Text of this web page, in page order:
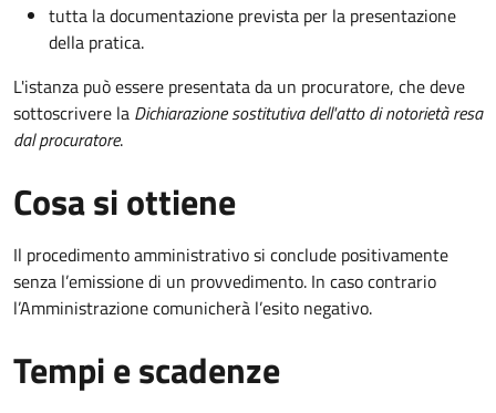
tutta la documentazione prevista per la presentazione
della pratica.
L'istanza può essere presentata da un procuratore, che deve
sottoscrivere la Dichiarazione sostitutiva dell'atto di notorietà resa
dal procuratore.
Cosa si ottiene
Il procedimento amministrativo si conclude positivamente
senza l’emissione di un provvedimento. In caso contrario
l’Amministrazione comunicherà l’esito negativo.
Tempi e scadenze